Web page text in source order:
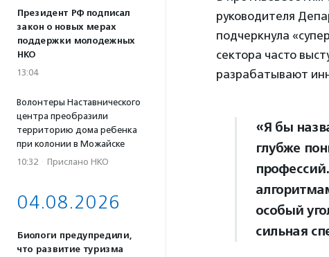
Президент РФ подписал
закон о новых мерах
поддержки молодежных
НКО
13:04
Волонтеры Наставнического
центра преобразили
территорию дома ребенка
при колонии в Можайске
10:32 · Прислано НКО
04.08.2026
Биологи предупредили,
что развитие туризма
руководителя
подчеркнула
сектора часто
разрабатывают
«Я бы
глубже
особый
сильная